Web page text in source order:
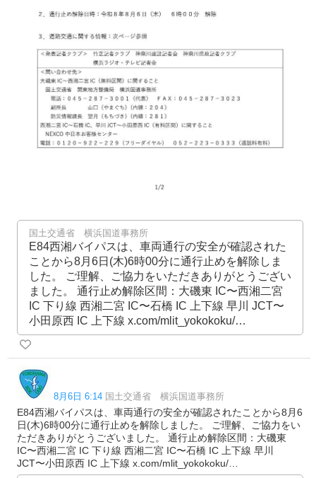
国土交通省 横浜国道事務所
E84西湘バイパスは、車両通行の安全が確認された
ことから8月6日(木)6時00分に通行止めを解除しま
した。 ご理解、ご協力をいただきありがとうござい
ました。 通行止め解除区間：大磯東 IC〜西湘二宮
IC 下り線 西湘二宮 IC〜石橋 IC 上下線 早川 JCT〜
小田原西 IC 上下線 x.com/mlit_yokokoku/…
8月6日 6:14 国土交通省 横浜国道事務所
E84西湘バイパスは、車両通行の安全が確認されたことから8月6
日(木)6時00分に通行止めを解除しました。 ご理解、ご協力をい
ただきありがとうございました。 通行止め解除区間：大磯東
IC〜西湘二宮 IC 下り線 西湘二宮 IC〜石橋 IC 上下線 早川
JCT〜小田原西 IC 上下線 x.com/mlit_yokokoku/…